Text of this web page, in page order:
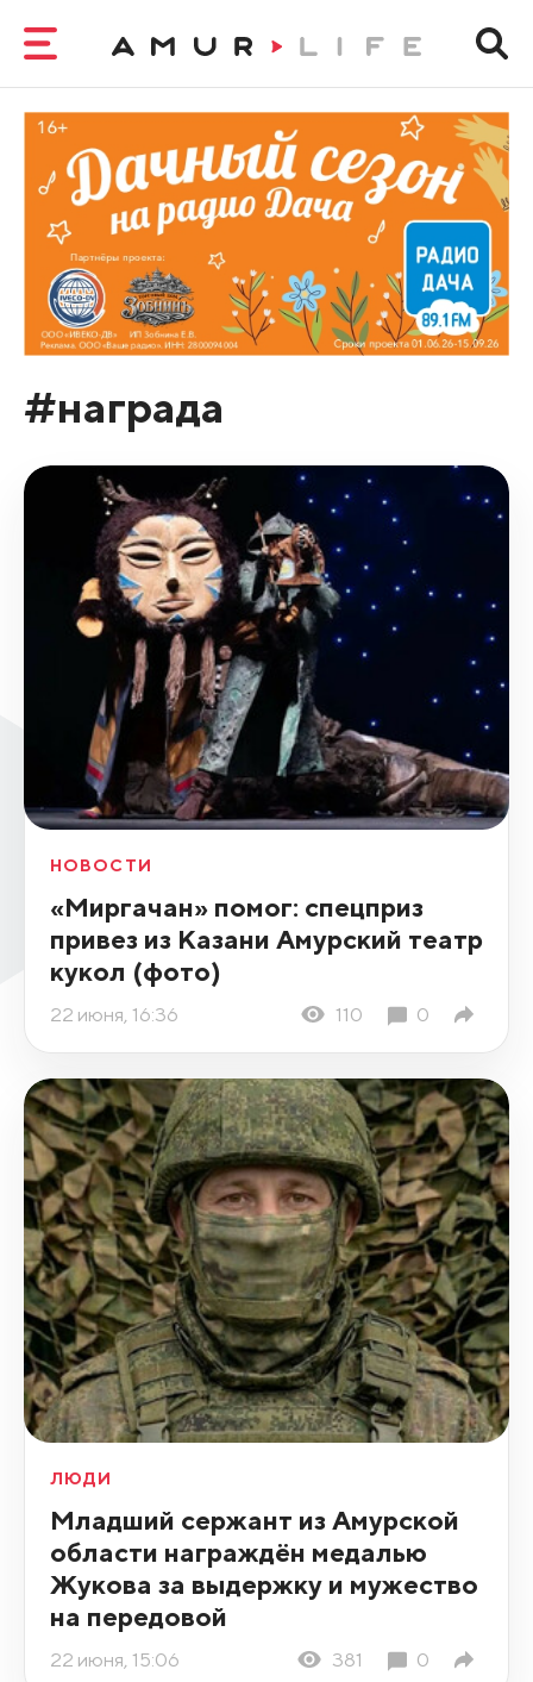
#награда
НОВОСТИ
«Миргачан» помог: спецприз
привез из Казани Амурский театр
кукол (фото)
22 июня, 16:36 110 0
ЛЮДИ
Младший сержант из Амурской
области награждён медалью
Жукова за выдержку и мужество
на передовой
22 июня, 15:06 381 0